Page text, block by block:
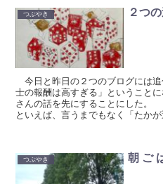
つぶやき ２つ
今日と昨日の２つのブログには
士の報酬は高すぎる」ということ
さんの話を先にすることにした。
といえば、言うまでもなく「たか
つぶやき 朝 ご